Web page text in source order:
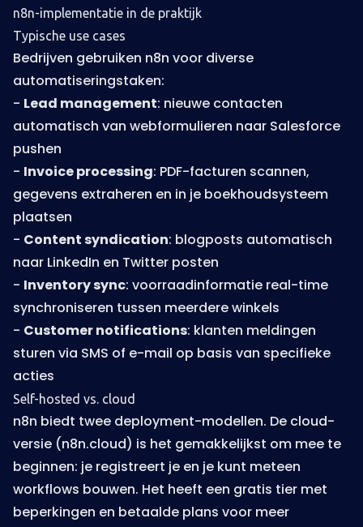
n8n-implementatie in de praktijk
Typische use cases
Bedrijven gebruiken n8n voor diverse
automatiseringstaken:
- Lead management: nieuwe contacten
automatisch van webformulieren naar Salesforce
pushen
- Invoice processing: PDF-facturen scannen,
gegevens extraheren en in je boekhoudsysteem
plaatsen
- Content syndication: blogposts automatisch
naar LinkedIn en Twitter posten
- Inventory sync: voorraadinformatie real-time
synchroniseren tussen meerdere winkels
- Customer notifications: klanten meldingen
sturen via SMS of e-mail op basis van specifieke
acties
Self-hosted vs. cloud
n8n biedt twee deployment-modellen. De cloud-
versie (n8n.cloud) is het gemakkelijkst om mee te
beginnen: je registreert je en je kunt meteen
workflows bouwen. Het heeft een gratis tier met
beperkingen en betaalde plans voor meer